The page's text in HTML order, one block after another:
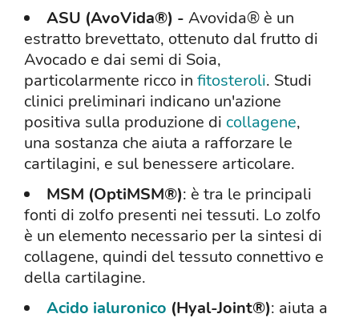
ASU (AvoVida®) - Avovida® è un
estratto brevettato, ottenuto dal frutto di
Avocado e dai semi di Soia,
particolarmente ricco in fitosteroli. Studi
clinici preliminari indicano un'azione
positiva sulla produzione di collagene,
una sostanza che aiuta a rafforzare le
cartilagini, e sul benessere articolare.
MSM (OptiMSM®): è tra le principali
fonti di zolfo presenti nei tessuti. Lo zolfo
è un elemento necessario per la sintesi di
collagene, quindi del tessuto connettivo e
della cartilagine.
Acido ialuronico (Hyal-Joint®): aiuta a